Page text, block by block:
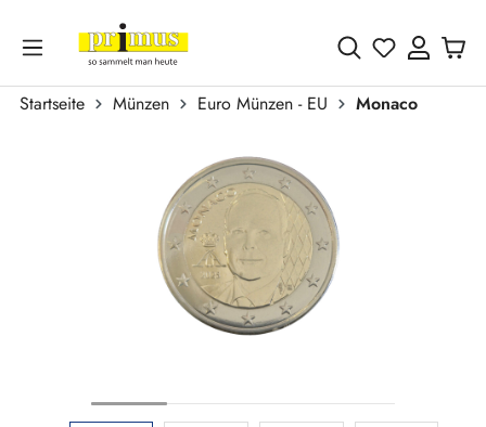
Zum Hauptinhalt springen
Du hast 0
Startseite Münzen Euro Münzen - EU
Monaco